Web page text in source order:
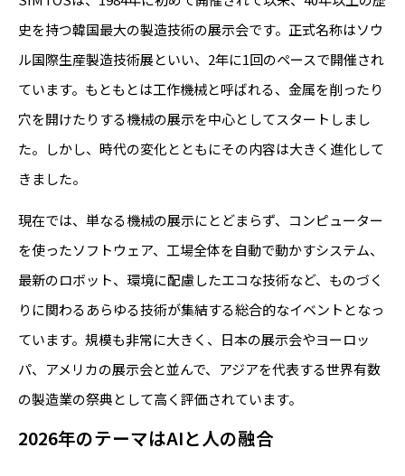
史を持つ韓国最大の製造技術の展示会です。正式名称はソウ
ル国際生産製造技術展といい、2年に1回のペースで開催され
ています。もともとは工作機械と呼ばれる、金属を削ったり
穴を開けたりする機械の展示を中心としてスタートしまし
た。しかし、時代の変化とともにその内容は大きく進化して
きました。
現在では、単なる機械の展示にとどまらず、コンピューター
を使ったソフトウェア、工場全体を自動で動かすシステム、
最新のロボット、環境に配慮したエコな技術など、ものづく
りに関わるあらゆる技術が集結する総合的なイベントとなっ
ています。規模も非常に大きく、日本の展示会やヨーロッ
パ、アメリカの展示会と並んで、アジアを代表する世界有数
の製造業の祭典として高く評価されています。
2026年のテーマはAIと人の融合